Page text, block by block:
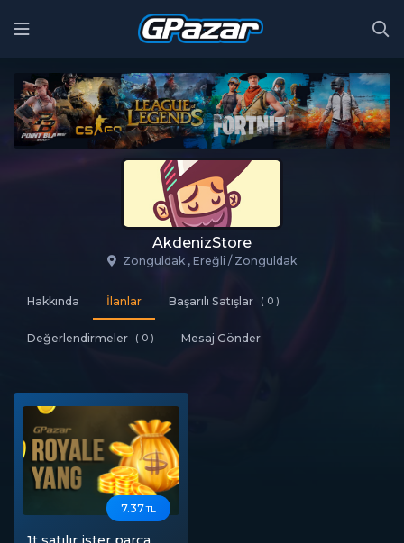
AkdenizStore
Zonguldak , Ereğli / Zonguldak
Hakkında İlanlar Başarılı Satışlar ( 0 )
Değerlendirmeler ( 0 ) Mesaj Gönder
7.37TL